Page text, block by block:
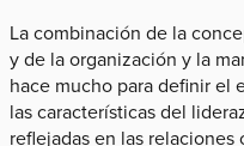
La combinación de la
y de la organización y la
hace mucho para definir el
las características del
reflejadas en las